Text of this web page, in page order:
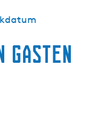
gasten